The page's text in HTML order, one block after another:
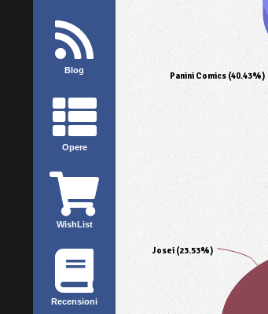
Blog
Opere
WishList
Recensioni
Panini Comics (40.43%)
Josei (23.53%)